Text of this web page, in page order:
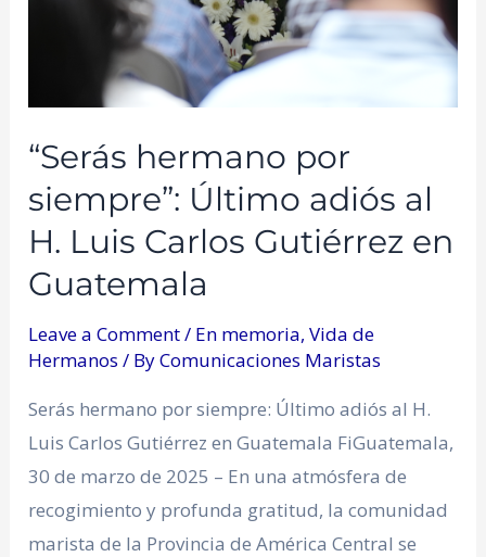
“Serás hermano por
siempre”: Último adiós al
H. Luis Carlos Gutiérrez en
Guatemala
Leave a Comment/ En memoria,Vida de
Hermanos / ByComunicaciones Maristas
Serás hermano por siempre: Último adiós al H.
Luis Carlos Gutiérrez en Guatemala FiGuatemala,
30 de marzo de 2025 – En una atmósfera de
recogimiento y profunda gratitud, la comunidad
marista de la Provincia de América Central se